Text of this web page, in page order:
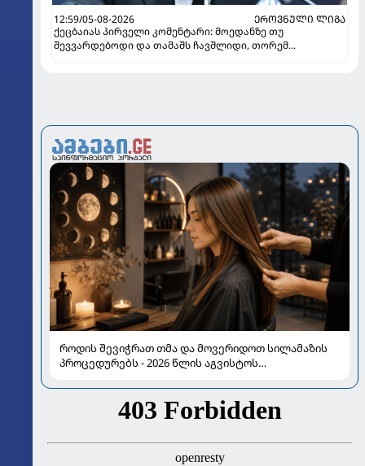
12:59/05-08-2026
ᲔᲠᲝᲕᲜᲣᲚᲘ ᲚᲘᲒᲐ
ქეცბაიას პირველი კომენტარი: მოედანზე თუ
შევვარდებოდი და თამაშს ჩავშლიდი, თორემ...
როდის შევიჭრათ თმა და მოვერიდოთ სილამაზის
პროცედურებს - 2026 წლის აგვისტოს